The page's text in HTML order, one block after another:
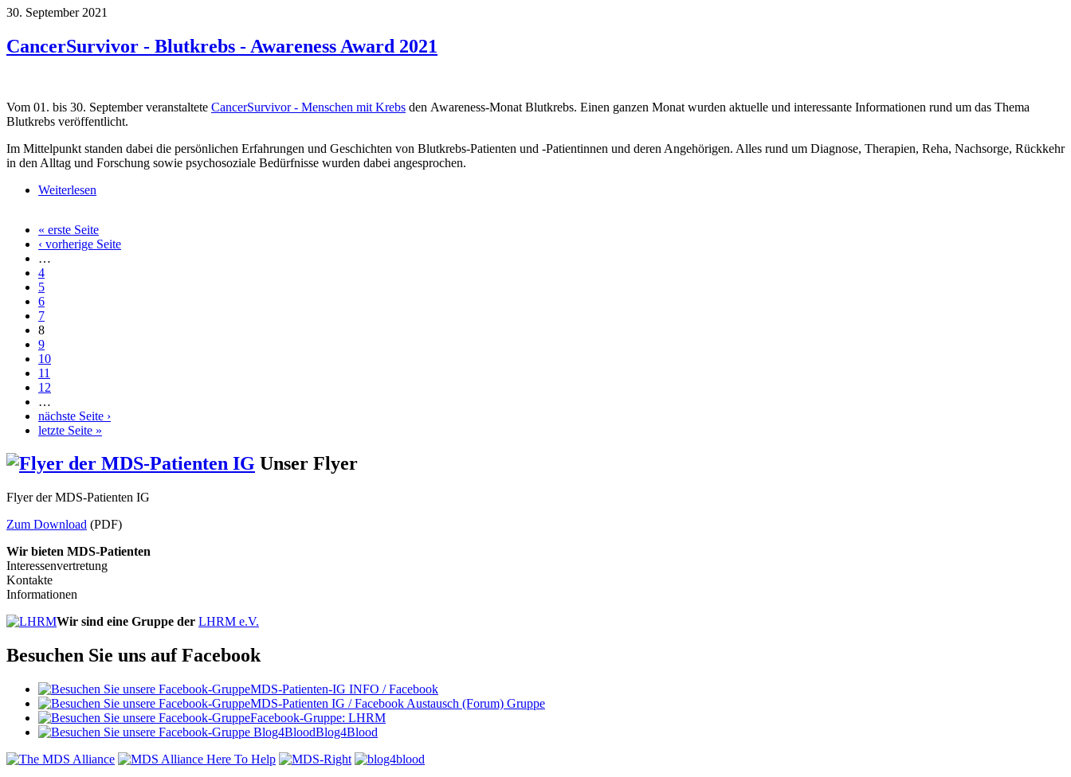
30. September 2021
CancerSurvivor - Blutkrebs - Awareness Award 2021
Vom 01. bis 30. September veranstaltete CancerSurvivor - Menschen mit Krebs den Aware­ness-Monat Blut­krebs. Einen ganzen Monat wurden aktuelle und interessante Informationen rund um das Thema
Blutkrebs veröffentlicht.
Im Mittelpunkt standen dabei die persönlichen Erfahrungen und Geschichten von Blutkrebs-Patienten und -Patientinnen und deren Angehörigen. Alles rund um Diagnose, Therapien, Reha, Nachsorge, Rückkehr
in den Alltag und Forschung sowie psychosoziale Bedürfnisse wurden dabei angesprochen.
Weiterlesen
Seiten« erste Seite
‹ vorherige Seite
…
4
5
6
7
8
9
10
11
12
…
nächste Seite ›
letzte Seite »
Unser Flyer
Flyer der MDS-Patienten IG
Zum Download (PDF)
Wir bieten MDS-Patienten
Interessenvertretung
Kontakte
Informationen
Wir sind eine Gruppe der LHRM e.V.
Besuchen Sie uns auf Facebook
MDS-Patienten-IG INFO / Facebook
MDS-Patienten IG / Facebook Austausch (Forum) Gruppe
Facebook-Gruppe: LHRM
Blog4Blood